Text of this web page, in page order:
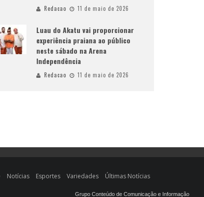
Redacao 11 de maio de 2026
Luau do Akatu vai proporcionar
experiência praiana ao público
neste sábado na Arena
Independência
Redacao 11 de maio de 2026
Notícias Esportes Variedades Últimas Notícias
Grupo Conteúdo de Comunicação e Informação